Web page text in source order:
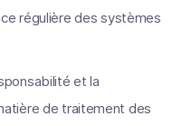
régulière des systèmes
et la
de traitement des